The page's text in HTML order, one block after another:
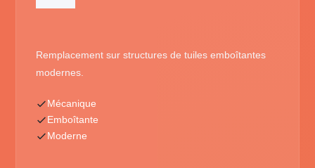
Remplacement sur structures de tuiles emboîtantes
modernes.
Mécanique
Emboîtante
Moderne